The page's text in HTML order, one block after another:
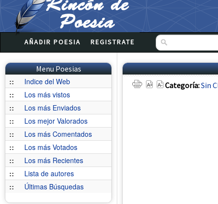
AÑADIR POESIA REGISTRATE
Menu Poesias
::
Indice del Web
::
Los más vistos
::
Los más Enviados
::
Los mejor Valorados
::
Los más Comentados
::
Los más Votados
::
Los más Recientes
::
Lista de autores
::
Últimas Búsquedas
Categoría:Sin